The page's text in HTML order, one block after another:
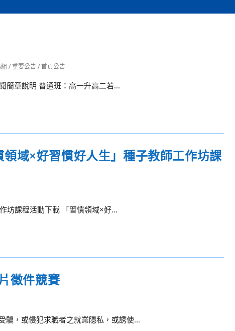
/重要公告/首頁公告
簡章說明 普通班：高一升高二若...
領域×好習慣好人生」種子教師工作坊課
坊課程活動下載 「習慣領域×好...
徵件競賽
騙，或侵犯求職者之就業隱私，或誘使...